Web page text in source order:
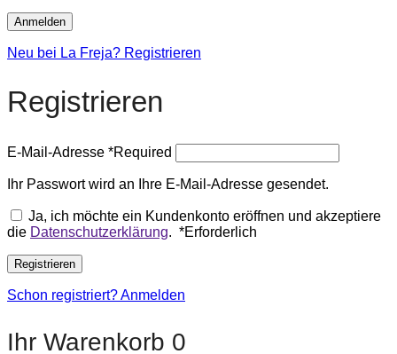
Anmelden
Neu bei La Freja? Registrieren
Registrieren
E-Mail-Adresse *Required
Ihr Passwort wird an Ihre E-Mail-Adresse gesendet.
Ja, ich möchte ein Kundenkonto eröffnen und akzeptiere
die Datenschutzerklärung. *Erforderlich
Registrieren
Schon registriert? Anmelden
Ihr Warenkorb 0